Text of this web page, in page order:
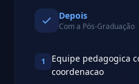
Depois
Com a Pós-Graduação
1
Equipe pedagogica
coordenacao